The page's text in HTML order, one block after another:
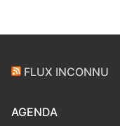
FLUX INCONNU
AGENDA